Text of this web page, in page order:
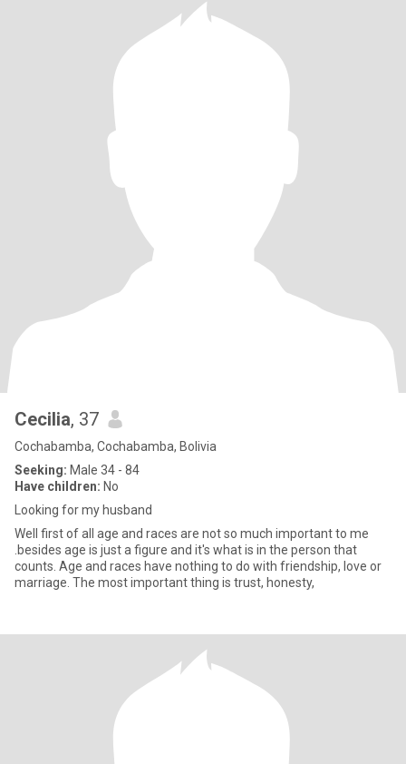
Cecilia, 37
Cochabamba, Cochabamba, Bolivia
Seeking: Male 34 - 84
Have children: No
Looking for my husband
Well first of all age and races are not so much important to me
.besides age is just a figure and it's what is in the person that
counts. Age and races have nothing to do with friendship, love or
marriage. The most important thing is trust, honesty,